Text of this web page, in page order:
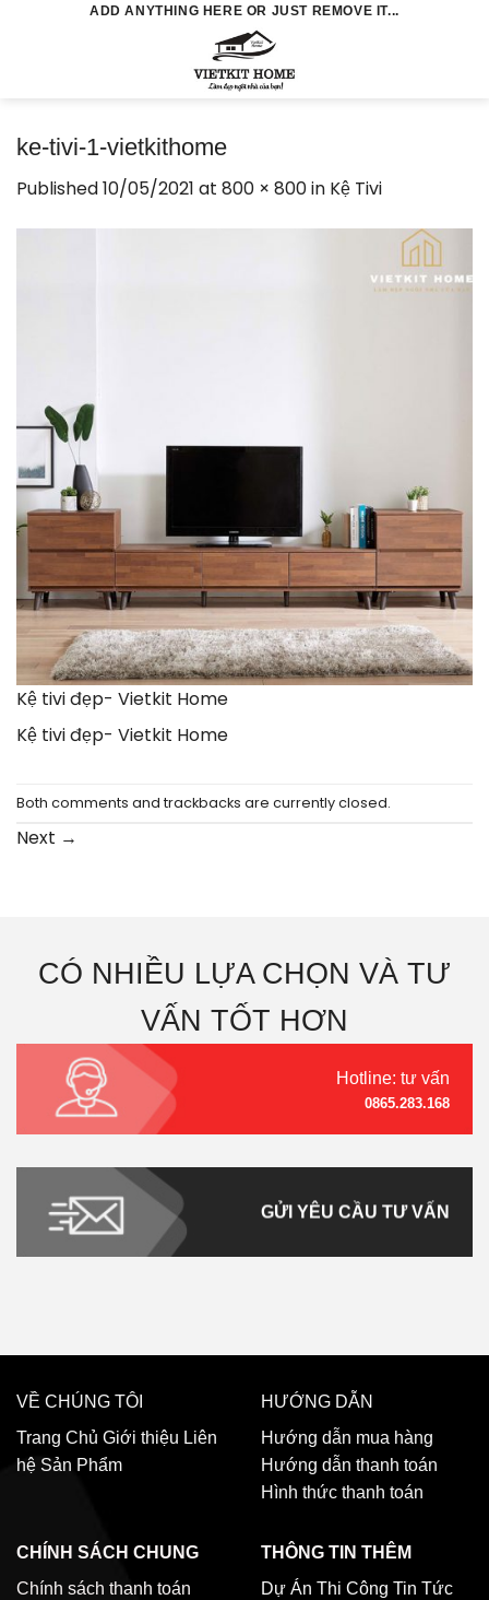
ADD ANYTHING HERE OR JUST REMOVE IT...
ke-tivi-1-vietkithome
Published10/05/2021 at 800 × 800in Kệ Tivi
Kệ tivi đẹp- Vietkit Home
Kệ tivi đẹp- Vietkit Home
Both comments and trackbacks are currently closed.
Next →
CÓ NHIỀU LỰA CHỌN VÀ TƯ
VẤN TỐT HƠN
Hotline: tư vấn
0865.283.168
GỬI YÊU CẦU TƯ VẤN
VỀ CHÚNG TÔI
Trang Chủ Giới thiệu Liên
hệ Sản Phẩm
HƯỚNG DẪN
Hướng dẫn mua hàng
Hướng dẫn thanh toán
Hình thức thanh toán
CHÍNH SÁCH CHUNG
Chính sách thanh toán
THÔNG TIN THÊM
Dự Án Thi Công Tin Tức